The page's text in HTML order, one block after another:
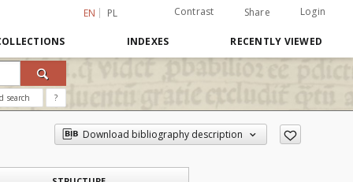
EN PL Contrast Share Login
INDEXES RECENTLY VIEWED
search ?
Download bibliography description